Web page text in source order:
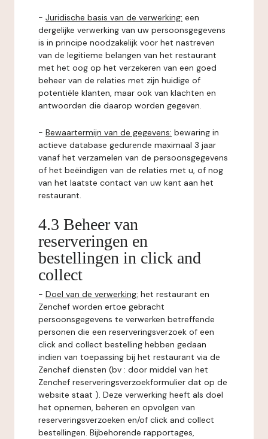
- Juridische basis van de verwerking: een
dergelijke verwerking van uw persoonsgegevens
is in principe noodzakelijk voor het nastreven
van de legitieme belangen van het restaurant
met het oog op het verzekeren van een goed
beheer van de relaties met zijn huidige of
potentiële klanten, maar ook van klachten en
antwoorden die daarop worden gegeven.
- Bewaartermijn van de gegevens: bewaring in
actieve database gedurende maximaal 3 jaar
vanaf het verzamelen van de persoonsgegevens
of het beëindigen van de relaties met u, of nog
van het laatste contact van uw kant aan het
restaurant.
4.3 Beheer van
reserveringen en
bestellingen in click and
collect
- Doel van de verwerking: het restaurant en
Zenchef worden ertoe gebracht
persoonsgegevens te verwerken betreffende
personen die een reserveringsverzoek of een
click and collect bestelling hebben gedaan
indien van toepassing bij het restaurant via de
Zenchef diensten (bv : door middel van het
Zenchef reserveringsverzoekformulier dat op de
website staat ). Deze verwerking heeft als doel
het opnemen, beheren en opvolgen van
reserveringsverzoeken en/of click and collect
bestellingen. Bijbehorende rapportages,